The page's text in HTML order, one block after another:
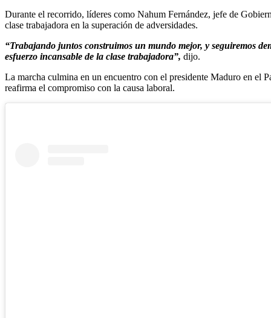
Durante el recorrido, líderes como Nahum Fernández, jefe de
clase trabajadora en la superación de adversidades.
“Trabajando juntos construimos un mundo mejor, y seguiremos
esfuerzo incansable de la clase trabajadora”, dijo.
La marcha culmina en un encuentro con el presidente Maduro en el
reafirma el compromiso con la causa laboral.